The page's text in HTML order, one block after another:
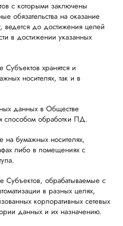
с которыми заключены
обязательства на оказание
ведется до достижения целей
в достижении указанных
хранятся и
носителях, так и в
данных в Обществе
способом обработки ПД.
бумажных носителях,
либо в помещениях с
обрабатываемые с
в разных целях,
корпоративных сетевых
данных и их назначению.